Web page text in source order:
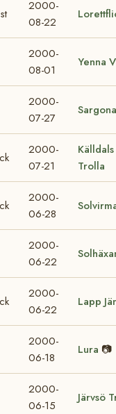
2000-
08-22
2000-
08-01
Yenna
2000-
07-27
Sargona
2000-
07-21
Källdals
Trolla
2000-
06-28
2000-
06-22
2000-
06-22
Lapp
2000-
06-18
Lura 📷
2000-
06-15
Järvsö